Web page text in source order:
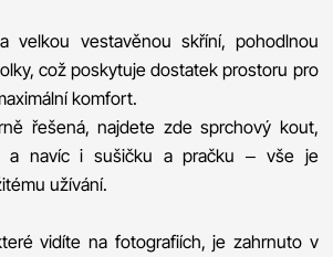
velkou vestavěnou skříní, pohodlnou
což poskytuje dostatek prostoru pro
komfort.
řešená, najdete zde sprchový kout,
a navíc i sušičku a pračku – vše je
užívání.
vidíte na fotografiích, je zahrnuto v